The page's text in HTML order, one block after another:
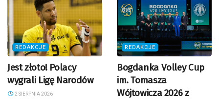
REDAKCJE
Jest złoto! Polacy
wygrali Ligę Narodów
2 SIERPNIA 2026
REDAKCJE
Bogdanka Volley Cup
im. Tomasza
Wójtowicza 2026 z